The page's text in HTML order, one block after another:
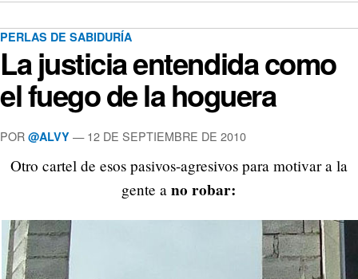
PERLAS DE SABIDURÍA
La justicia entendida como
el fuego de la hoguera
POR @ALVY —12 DE SEPTIEMBRE DE 2010
Otro cartel de esos pasivos-agresivos para motivar a la
gente ano robar: